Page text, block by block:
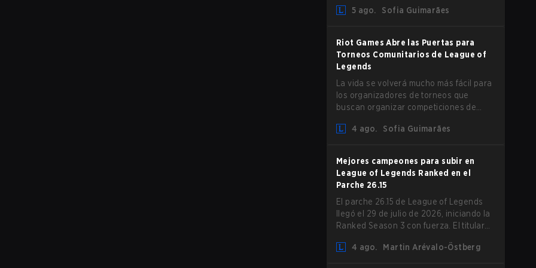
los ADCs y nerfs a Camille que podrían
5 ago. Sofia Guimarães
Riot Games Abre las Puertas para
Torneos Comunitarios de League of
Legends
La vida se volverá mucho más fácil para
los organizadores de torneos que
buscan organizar competiciones de
ha actualizado sus Directrices de
obsoletas.
4 ago. Sofia Guimarães
Mejores campeones para subir en
League of Legends Ranked en el
Parche 26.15
El parche 26.15 de League of Legends
llegó el 29 de julio de 2026, iniciando la
Ranked Season 3 con fuerza. El titular
la última actualización también trajo
4 ago. Martin Arévalo-Östberg